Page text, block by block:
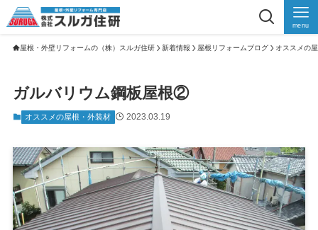
menu
屋根・外壁リフォームの（株）スルガ住研 新着情報 屋根リフォームブログ オススメの
ガルバリウム鋼板屋根②
オススメの屋根・外装材 2023.03.19